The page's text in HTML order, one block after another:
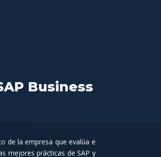
Business
de la empresa que evalúa e
mejores prácticas de SAP y